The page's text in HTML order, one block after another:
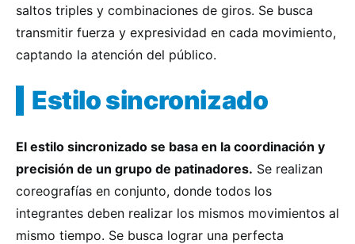
saltos triples y combinaciones de giros. Se busca
transmitir fuerza y expresividad en cada movimiento,
captando la atención del público.
Estilo sincronizado
El estilo sincronizado se basa en la coordinación y
precisión de un grupo de patinadores. Se realizan
coreografías en conjunto, donde todos los
integrantes deben realizar los mismos movimientos al
mismo tiempo. Se busca lograr una perfecta